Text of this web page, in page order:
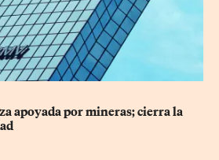
apoyada por mineras; cierra la